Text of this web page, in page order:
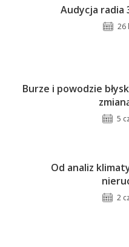
Audycja radia
26
Burze i powodzie
5
Od analiz
2